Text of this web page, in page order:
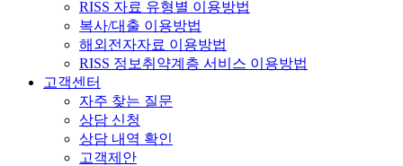
RISS 자료 유형별 이용방법
복사/대출 이용방법
해외전자자료 이용방법
RISS 정보취약계층 서비스 이용방법
고객센터
자주 찾는 질문
상담 신청
상담 내역 확인
고객제안